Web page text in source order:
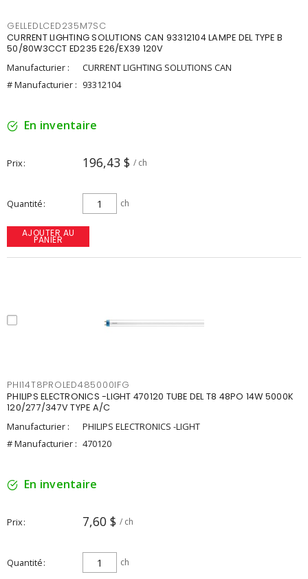
GELLEDLCED235M7SC
CURRENT LIGHTING SOLUTIONS CAN 93312104 LAMPE DEL TYPE B
50/80W3CCT ED235 E26/EX39 120V
Manufacturier :
CURRENT LIGHTING SOLUTIONS CAN
# Manufacturier : 93312104
En inventaire
Prix 196,43 $ / ch
Quantité ch
AJOUTER AU
PANIER
PHI14T8PROLED485000IFG
PHILIPS ELECTRONICS -LIGHT 470120 TUBE DEL T8 48PO 14W 5000K
120/277/347V TYPE A/C
Manufacturier :
PHILIPS ELECTRONICS -LIGHT
# Manufacturier : 470120
En inventaire
Prix 7,60 $ / ch
Quantité ch